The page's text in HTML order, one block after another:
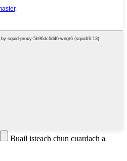
Buail isteach chun cuardach a